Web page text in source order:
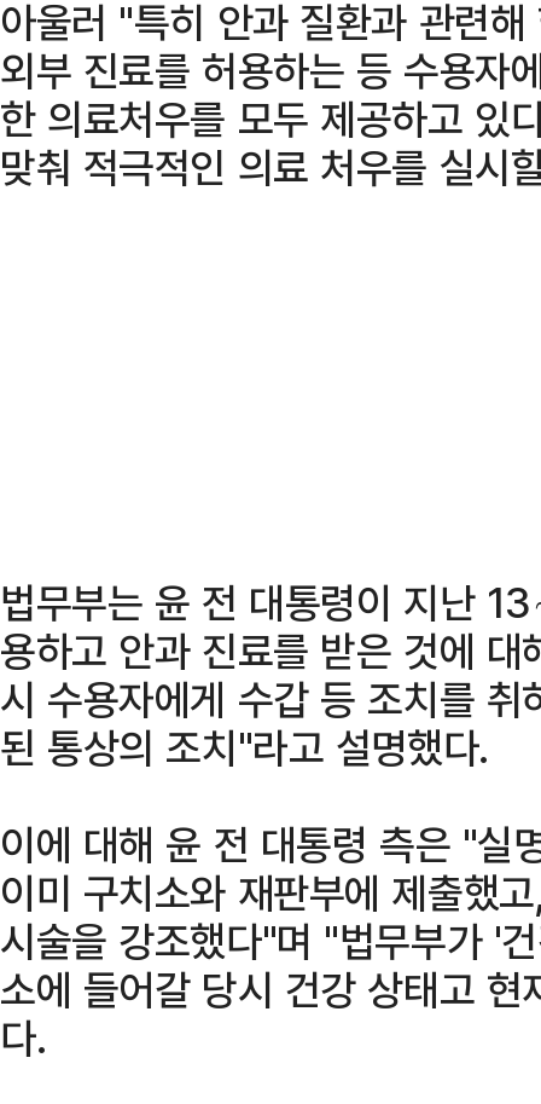
아울러 "특히 안과 질환과 관련
외부 진료를 허용하는 등 수용자
한 의료처우를 모두 제공하고 있
맞춰 적극적인 의료 처우를 실시
법무부는 윤 전 대통령이 지난
용하고 안과 진료를 받은 것에
시 수용자에게 수갑 등 조치를
된 통상의 조치"라고 설명했다.
이에 대해 윤 전 대통령 측은 "실
이미 구치소와 재판부에 제출했
시술을 강조했다"며 "법무부가 '
소에 들어갈 당시 건강 상태고
다.